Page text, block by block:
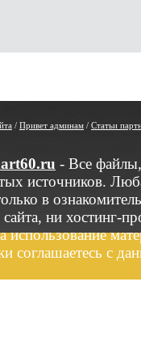
/ Привет админам / Статьи
- Все
источников.
в
ни хостинг-
использование
соглашаетесь с